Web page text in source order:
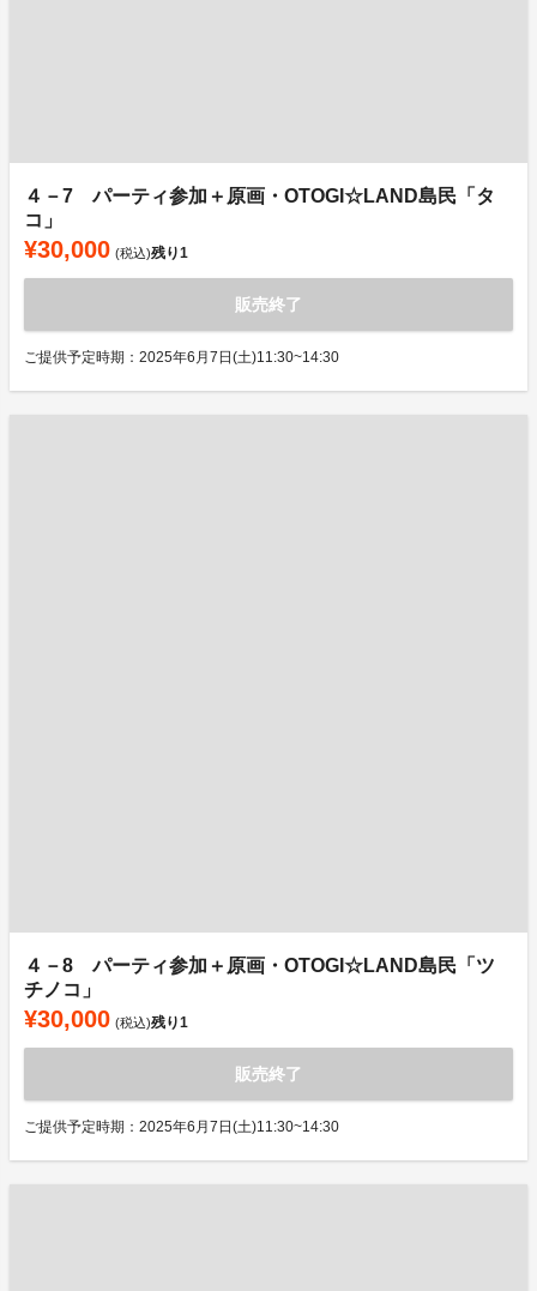
４－7 パーティ参加＋原画・OTOGI☆LAND島民「タ
コ」
¥30,000 (税込)残り1
販売終了
ご提供予定時期：2025年6月7日(土)11:30~14:30
４－8 パーティ参加＋原画・OTOGI☆LAND島民「ツ
チノコ」
¥30,000 (税込)残り1
販売終了
ご提供予定時期：2025年6月7日(土)11:30~14:30